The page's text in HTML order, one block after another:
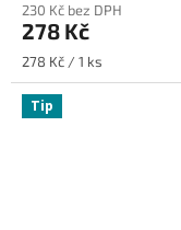
230 Kč bez DPH
278 Kč
Měrná
cena:
278 Kč / 1 ks
Tip